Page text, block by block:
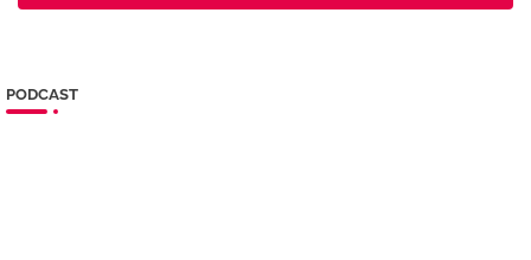
PODCAST